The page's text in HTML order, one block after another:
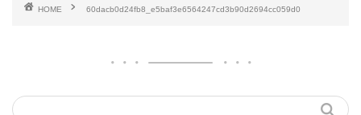
HOME 60dacb0d24fb8_e5baf3e6564247cd3b90d2694cc059d0